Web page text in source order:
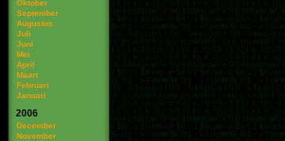
Oktober
September
Augustus
Juli
Juni
Mei
April
Maart
Februari
Januari
2006
December
November